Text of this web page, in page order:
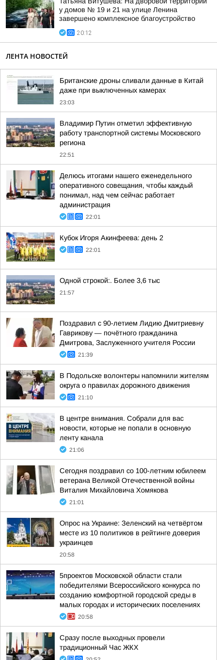
у домов № 19 и 21 на улице Ленина
завершено комплексное благоустройство
20:12
ЛЕНТА НОВОСТЕЙ
Британские дроны сливали данные в Китай
даже при выключенных камерах
23:03
Владимир Путин отметил эффективную
работу транспортной системы Московского
региона
22:51
Делюсь итогами нашего еженедельного
оперативного совещания, чтобы каждый
понимал, над чем сейчас работает
администрация
22:01
Кубок Игоря Акинфеева: день 2
22:01
Одной строкой:. Более 3,6 тыс
21:57
Поздравил с 90-летием Лидию Дмитриевну
Гаврикову — почётного гражданина
Дмитрова, Заслуженного учителя России
21:39
В Подольске волонтеры напомнили жителям
округа о правилах дорожного движения
21:10
В центре внимания. Собрали для вас
новости, которые не попали в основную
ленту канала
21:06
Сегодня поздравил со 100-летним юбилеем
ветерана Великой Отечественной войны
Виталия Михайловича Хомякова
21:01
Опрос на Украине: Зеленский на четвёртом
месте из 10 политиков в рейтинге доверия
украинцев
20:58
5проектов Московской области стали
победителями Всероссийского конкурса по
созданию комфортной городской среды в
малых городах и исторических поселениях
20:58
Сразу после выходных провели
традиционный Час ЖКХ